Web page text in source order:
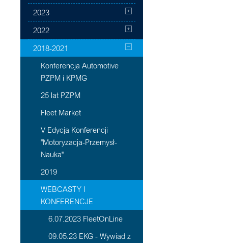
2023
2022
2018-2021
Konferencja Automotive
PZPM i KPMG
25 lat PZPM
Fleet Market
V Edycja Konferencji
"Motoryzacja-Przemysł-
Nauka"
2019
WEBCASTY I
KONFERENCJE
6.07.2023 FleetOnLine
09.05.23 EKG - Wywiad z